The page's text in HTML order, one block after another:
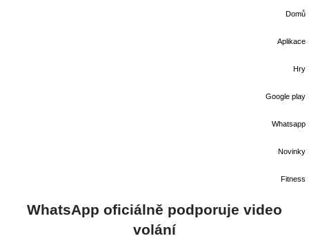
Domů
Aplikace
Hry
Google play
Whatsapp
Novinky
Fitness
WhatsApp oficiálně podporuje video
volání